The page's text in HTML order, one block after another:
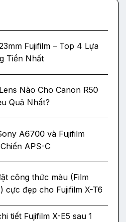
Fujifilm – Top 4 Lựa
Tiền Nhất
Nào Cho Canon R50
Quả Nhất?
A6700 và Fujifilm
APS-C
công thức màu (Film
cực đẹp cho Fujifilm X-T6
tiết Fujifilm X-E5 sau 1